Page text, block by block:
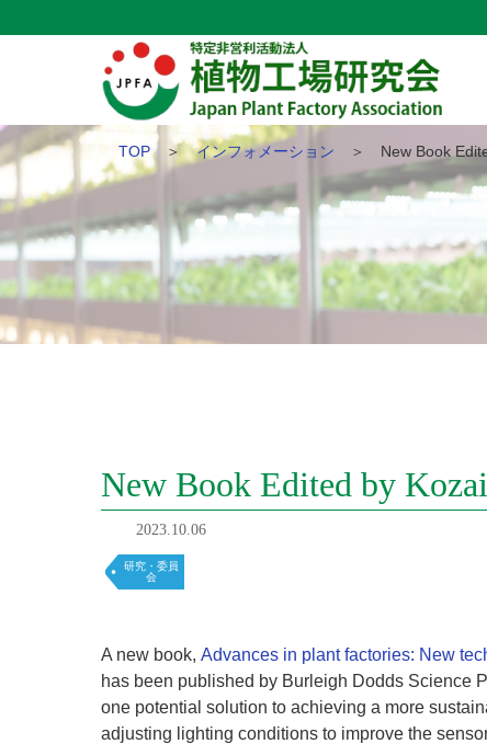
TOP＞インフォメーション ＞ New Book
New Book Edited by
2023.10.06
研究・委員
会
A new book, Advances in plant factories: New
has been published by Burleigh Dodds Science
one potential solution to achieving a more
adjusting lighting conditions to improve the